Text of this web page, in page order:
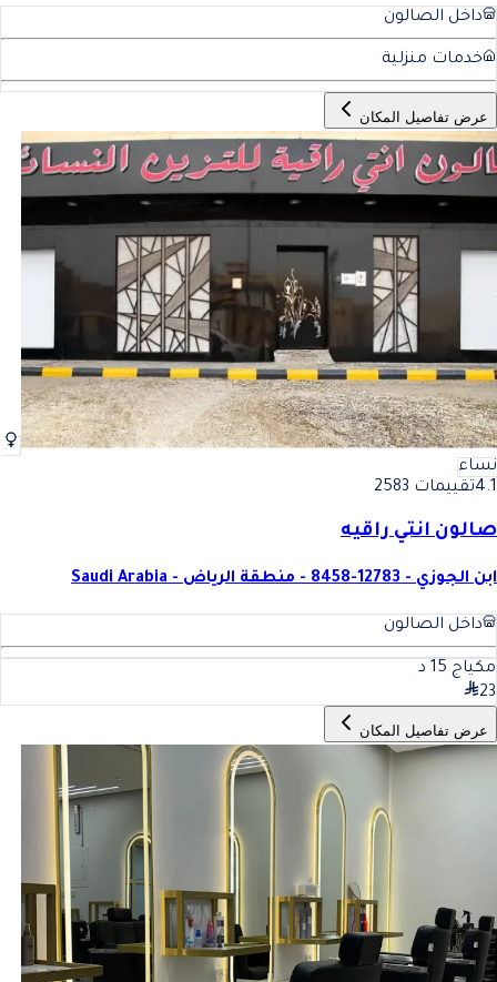
داخل الصالون
خدمات منزلية
عرض تفاصيل المكان
نساء
4.1تقييمات 2583
صالون انتي راقيه
ابن الجوزي - 12783-8458 - منطقة الرياض - Saudi Arabia
داخل الصالون
مكياج 15 د
23
عرض تفاصيل المكان